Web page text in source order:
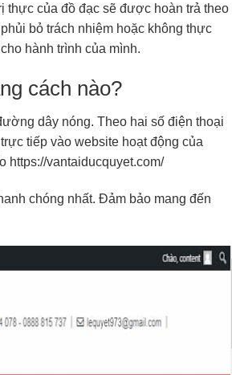
thực của đồ đạc sẽ được hoàn trả theo
bỏ trách nhiệm hoặc không thực
hành trình của mình.
cách nào?
dây nóng. Theo hai số điện thoại
tiếp vào website hoạt động của
https://vantaiducquyet.com/
chóng nhất. Đảm bảo mang đến